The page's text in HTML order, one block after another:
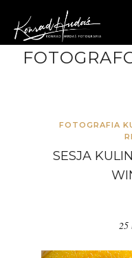
FOTOGRAFIA
SESJA
25